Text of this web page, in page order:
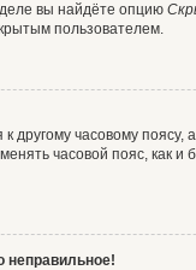
вы найдёте опцию
пользователем.
часовому поясу,
часовой пояс, как
неправильное!